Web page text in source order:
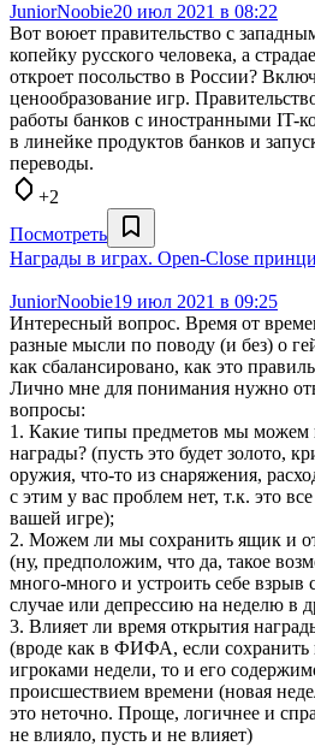
JuniorNoobie20 июл 2021 в 08:22
Вот воюет правительство с
копейку русского человека, а
откроет посольство в России?
ценообразование игр.
работы банков с иностранными IT-
в линейке продуктов банков и
переводы.
+2
Посмотреть
Награды в играх. Open-Close
JuniorNoobie19 июл 2021 в 09:25
Интересный вопрос. Время от
разные мысли по поводу (и без) о
как сбалансировано, как это
Лично мне для понимания нужно
вопросы:
1. Какие типы предметов мы можем
награды? (пусть это будет золото,
оружия, что-то из снаряжения,
с этим у вас проблем нет, т.к. это
вашей игре);
2. Можем ли мы сохранить ящик и
(ну, предположим, что да, такое
много-много и устроить себе взрыв
случае или депрессию на неделю в
3. Влияет ли время открытия
(вроде как в ФИФА, если сохранить
игроками недели, то и его
происшествием времени (новая
это неточно. Проще, логичнее и
не влияло, пусть и не влияет)